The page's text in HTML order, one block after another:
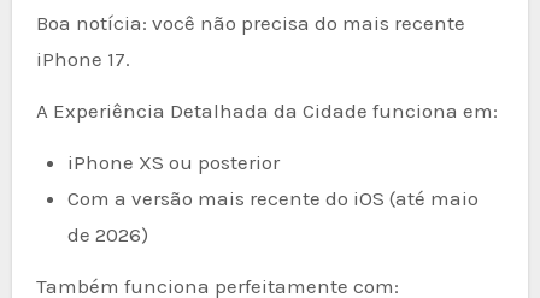
Boa notícia: você não precisa do mais recente
iPhone 17.
A Experiência Detalhada da Cidade funciona em:
iPhone XS ou posterior
Com a versão mais recente do iOS (até maio
de 2026)
Também funciona perfeitamente com: